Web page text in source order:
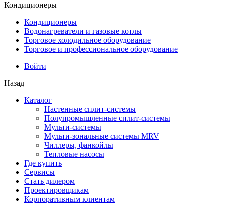
Кондиционеры
Кондиционеры
Водонагреватели и газовые котлы
Торговое холодильное оборудование
Торговое и профессиональное оборудование
Войти
Назад
Каталог
Настенные сплит-системы
Полупромышленные сплит-системы
Мульти-системы
Мульти-зональные системы MRV
Чиллеры, фанкойлы
Тепловые насосы
Где купить
Сервисы
Стать дилером
Проектировщикам
Корпоративным клиентам